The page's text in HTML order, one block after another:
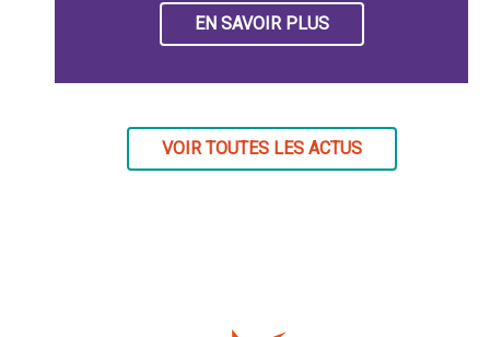
EN SAVOIR PLUS
VOIR TOUTES LES ACTUS